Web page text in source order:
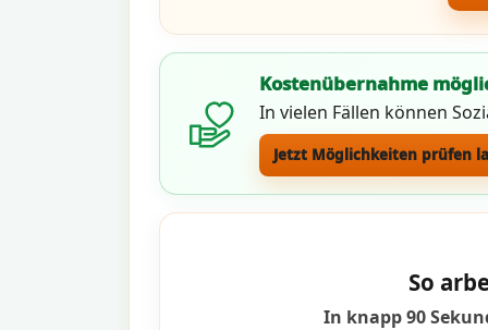
Kostenübernahme
In vielen Fällen können
Jetzt Möglichkeiten prüfen
So
In knapp 90